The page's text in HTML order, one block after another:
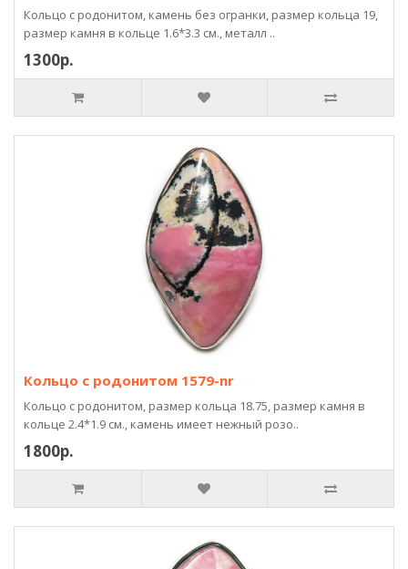
Кольцо с родонитом, камень без огранки, размер кольца 19,
размер камня в кольце 1.6*3.3 см., металл ..
1300р.
Кольцо с родонитом 1579-nr
Кольцо с родонитом, размер кольца 18.75, размер камня в
кольце 2.4*1.9 см., камень имеет нежный розо..
1800р.